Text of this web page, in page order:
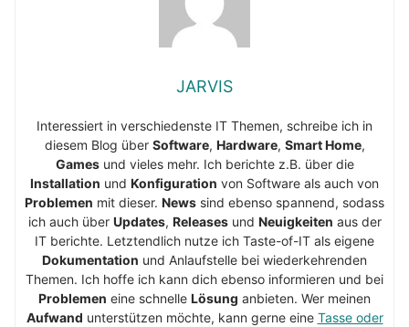
JARVIS
Interessiert in verschiedenste IT Themen, schreibe ich in
diesem Blog über Software, Hardware, Smart Home,
Gamesund vieles mehr. Ich berichte z.B. über die
Installation und Konfiguration von Software als auch von
Problemen mit dieser. News sind ebenso spannend, sodass
ich auch über Updates, Releasesund Neuigkeiten aus der
IT berichte. Letztendlich nutze ich Taste-of-IT als eigene
Dokumentation und Anlaufstelle bei wiederkehrenden
Themen. Ich hoffe ich kann dich ebenso informieren und bei
Problemen eine schnelle Lösung anbieten. Wer meinen
Aufwand unterstützen möchte, kann gerne eine Tasse oder